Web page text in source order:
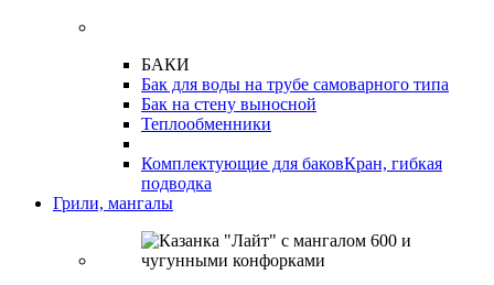
БАКИ
Бак для воды на трубе самоварного типа
Бак на стену выносной
Теплообменники
Комплектующие для баковКран, гибкая
подводка
Грили, мангалы